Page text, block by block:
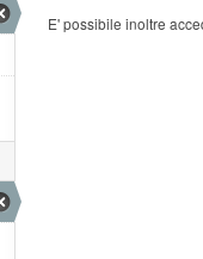
E' possibile inoltre